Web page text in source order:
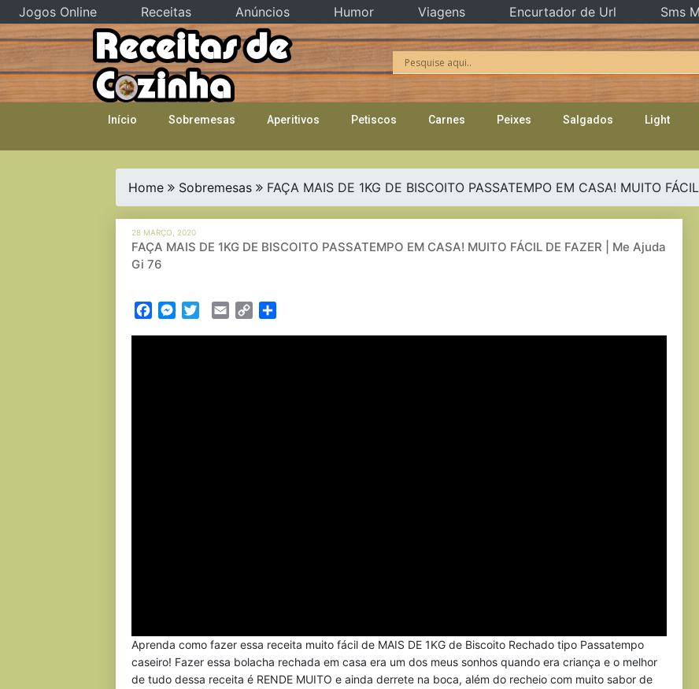
Skip
to
content
Início Sobremesas Aperitivos Petiscos Carnes Peixes Salgados Light
Home Sobremesas FAÇA MAIS DE 1KG DE BISCOITO PASSATEMPO EM CASA! MUITO
28 MARÇO, 2020
FAÇA MAIS DE 1KG DE BISCOITO PASSATEMPO EM CASA! MUITO FÁCIL DE FAZER | Me Ajuda
Gi 76
FacebookMessenger
TwitterEmail Copy
Aprenda como fazer essa receita muito fácil de MAIS DE 1KG de Biscoito Rechado tipo Passatempo
caseiro! Fazer essa bolacha rechada em casa era um dos meus sonhos quando era criança e o melhor
de tudo dessa receita é RENDE MUITO e ainda derrete na boca, além do recheio com muito sabor de
Jogos Online Receitas Anúncios Humor Viagens Encurtador de Url Sms